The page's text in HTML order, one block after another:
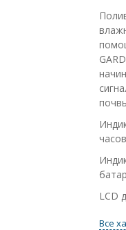
LCD
Все